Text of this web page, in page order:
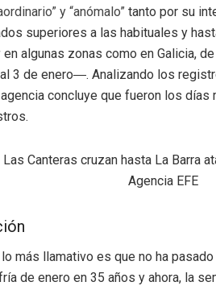
y “anómalo” tanto por su
superiores a las habituales y
en algunas zonas como en Galicia,
3 de enero―. Analizando los
concluye que fueron los
más llamativo es que no ha
de enero en 35 años y ahora, la